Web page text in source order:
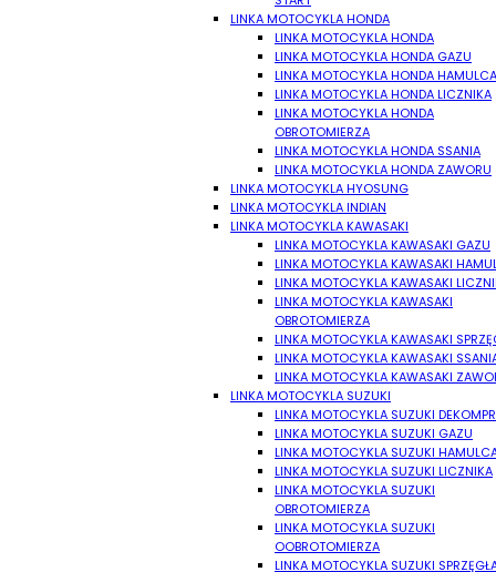
LINKA MOTOCYKLA HONDA
LINKA MOTOCYKLA HONDA
LINKA MOTOCYKLA HONDA GAZU
LINKA MOTOCYKLA HONDA HAMULCA
LINKA MOTOCYKLA HONDA LICZNIKA
LINKA MOTOCYKLA HONDA
OBROTOMIERZA
LINKA MOTOCYKLA HONDA SSANIA
LINKA MOTOCYKLA HONDA ZAWORU
LINKA MOTOCYKLA HYOSUNG
LINKA MOTOCYKLA INDIAN
LINKA MOTOCYKLA KAWASAKI
LINKA MOTOCYKLA KAWASAKI GAZU
LINKA MOTOCYKLA KAWASAKI
LINKA MOTOCYKLA KAWASAKI
LINKA MOTOCYKLA KAWASAKI
OBROTOMIERZA
LINKA MOTOCYKLA KAWASAKI
LINKA MOTOCYKLA KAWASAKI
LINKA MOTOCYKLA KAWASAKI
LINKA MOTOCYKLA SUZUKI
LINKA MOTOCYKLA SUZUKI
LINKA MOTOCYKLA SUZUKI GAZU
LINKA MOTOCYKLA SUZUKI
LINKA MOTOCYKLA SUZUKI LICZNIKA
LINKA MOTOCYKLA SUZUKI
OBROTOMIERZA
LINKA MOTOCYKLA SUZUKI
OOBROTOMIERZA
LINKA MOTOCYKLA SUZUKI